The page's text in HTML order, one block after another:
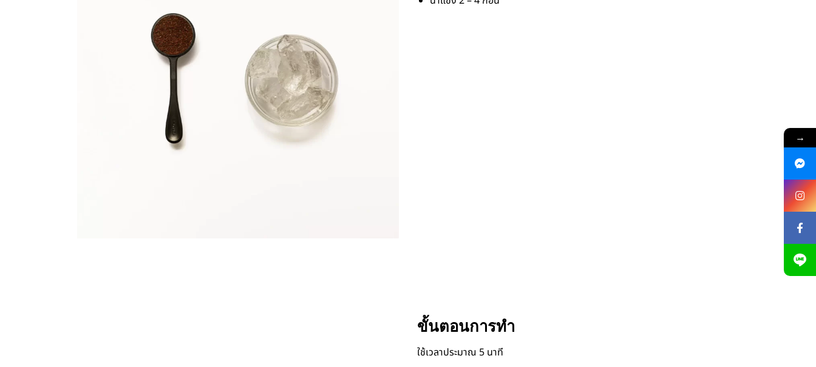
ขั้นตอนการทำ
ใช้เวลาประมาณ 5 นาที
→